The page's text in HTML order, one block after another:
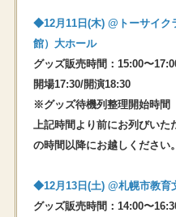
◆12⽉11⽇(⽊) @トーサイク
館）大ホール
グッズ販売時間：15:00〜
開場17:30/開演18:30
※グッズ待機列整理開始時間
上記時間より前にお列びい
の時間以降にお越しください。
◆12⽉13⽇(⼟) @札幌市教育
グッズ販売時間：14:00〜